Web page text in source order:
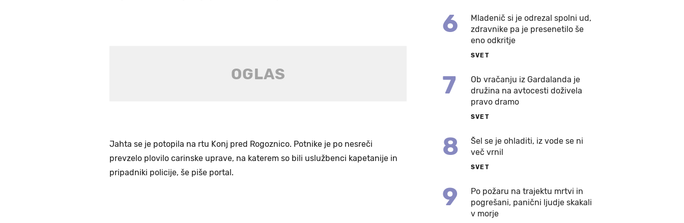
Jahta se je potopila na rtu Konj pred Rogoznico. Potnike je po nesreči
prevzelo plovilo carinske uprave, na katerem so bili uslužbenci kapetanije in
pripadniki policije, še piše portal.
6
Mladenič si je odrezal spolni ud,
zdravnike pa je presenetilo še
eno odkritje
SVET
7
Ob vračanju iz Gardalanda je
družina na avtocesti doživela
pravo dramo
SVET
8
Šel se je ohladiti, iz vode se ni
več vrnil
SVET
9
Po požaru na trajektu mrtvi in
pogrešani, panični ljudje skakali
v morje